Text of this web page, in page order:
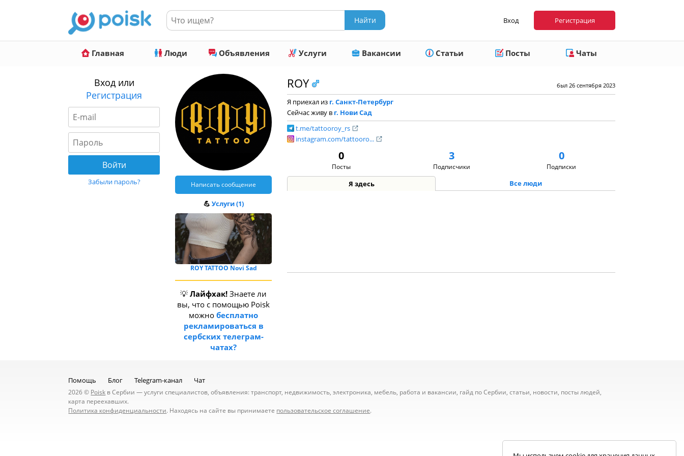
Вход Регистрация
Главная Люди Объявления Услуги Вакансии Статьи Посты Чаты
Вход или
Регистрация
Забыли пароль? Написать сообщение
💪 Услуги (1)
ROY TATTOO Novi Sad
💡Лайфхак! Знаете ли
вы, что с помощью Poisk
можнобесплатно
рекламироваться в
сербских телеграм-
чатах?
был 26 сентября 2023
ROY
Я приехал из г. Санкт-Петербург
Сейчас живу в г. Нови Сад
t.me/tattooroy_rs
instagram.com/tattooro...
0
Посты
3
Подписчики
0
Подписки
Я здесь Все люди
Помощь Блог Telegram-канал Чат
2026 © Poisk в Сербии — услуги специалистов, объявления: транспорт, недвижимость, электроника, мебель, работа и вакансии, гайд по Сербии, статьи, новости, посты людей,
карта переехавших.
Политика конфиденциальности. Находясь на сайте вы принимаете пользовательское соглашение.